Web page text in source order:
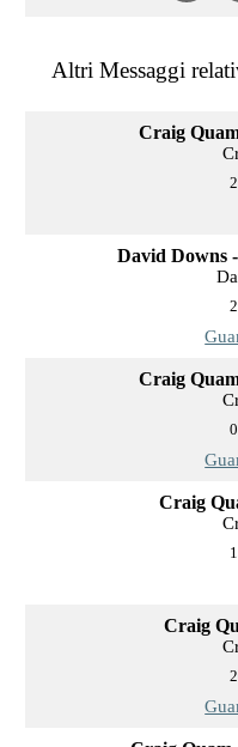
Altri Messaggi
Craig
David Downs
Craig
Craig
Craig